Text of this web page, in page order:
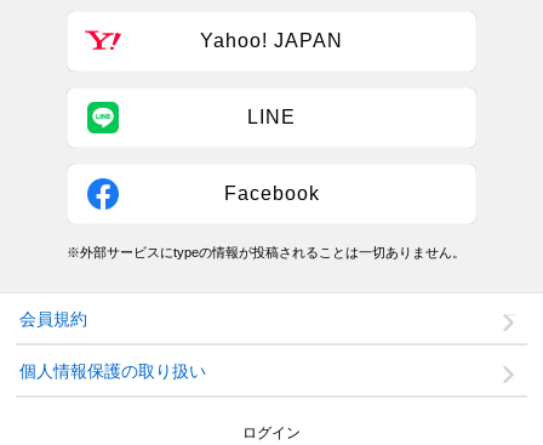
Yahoo! JAPAN
LINE
Facebook
※外部サービスにtypeの情報が投稿されることは一切ありません。
会員規約
個人情報保護の取り扱い
ログイン